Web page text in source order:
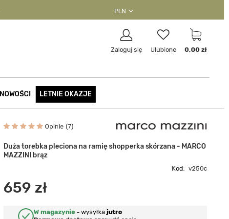
PLN
Zaloguj się Ulubione 0,00 zł
NOWOŚCI LETNIE OKAZJE
Opinie 7
Duża torebka pleciona na ramię shopperka skórzana - MARCO
MAZZINI brąz
Kod: v250c
659 zł
W magazynie -wysyłkajutro